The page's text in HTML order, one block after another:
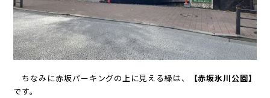
ちなみに赤坂パーキングの上に見える緑は、
【赤坂氷川公園】
です。